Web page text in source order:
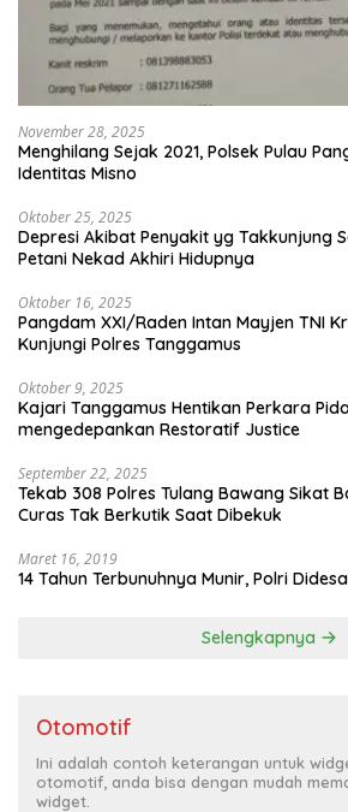
November 28, 2025
Menghilang Sejak 2021, Polsek Pulau
Identitas Misno
Oktober 25, 2025
Depresi Akibat Penyakit yg Takkunjung
Petani Nekad Akhiri Hidupnya
Oktober 16, 2025
Pangdam XXI/Raden Intan Mayjen TNI
Kunjungi Polres Tanggamus
Oktober 9, 2025
Kajari Tanggamus Hentikan Perkara
mengedepankan Restoratif Justice
September 22, 2025
Tekab 308 Polres Tulang Bawang Sikat
Curas Tak Berkutik Saat Dibekuk
Maret 16, 2019
14 Tahun Terbunuhnya Munir, Polri
Selengkapnya
Otomotif
Ini adalah contoh keterangan untuk
otomotif, anda bisa dengan mudah
widget.